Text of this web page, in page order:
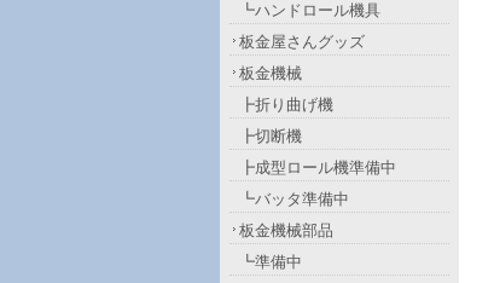
┗ハンドロール機具
板金屋さんグッズ
板金機械
┣折り曲げ機
┣切断機
┣成型ロール機準備中
┗バッタ準備中
板金機械部品
┗準備中